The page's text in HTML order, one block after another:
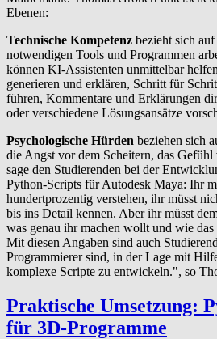
Ebenen:
Technische Kompetenz bezieht sich
notwendigen Tools und Programmen
können KI-Assistenten unmittelbar
generieren und erklären, Schritt für
führen, Kommentare und Erklärungen
oder verschiedene Lösungsansätze
Psychologische Hürden beziehen sich
die Angst vor dem Scheitern, das
sage den Studierenden bei der
Python-Scripts für Autodesk Maya: Ihr
hundertprozentig verstehen, ihr müsst
bis ins Detail kennen. Aber ihr müsst
was genau ihr machen wollt und wie das
Mit diesen Angaben sind auch
Programmierer sind, in der Lage mit
komplexe Scripte zu entwickeln.", so
Praktische Umsetzung:
für 3D-Programme